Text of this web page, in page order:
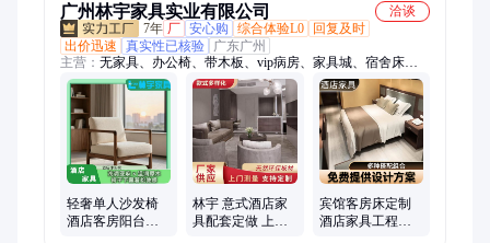
广州林宇家具实业有限公司
洽谈
7年 厂 安心购 综合体验L0
回复及时
出价迅速
真实性已核验
广东广州
主营： 无家具、办公椅、带木板、vip病房、家具城、宿舍床、
寝室床、酒店aaa、北酒店、课桌椅、学生床、文件柜、高低
床、软包椅、影院椅、沙发椅、椅家具、办公室、三胺板、室家
具、ktv酒店、网布椅、会议桌、实木椅、学网椅
轻奢单人沙发椅
酒店客房阳台休
林宇 意式酒店家
具配套定做 上门
宾馆客房床定制
酒店家具工程配